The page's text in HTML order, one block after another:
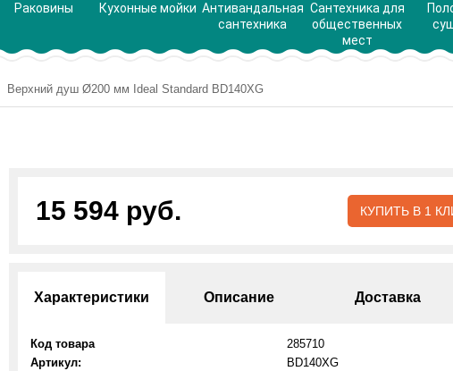
Раковины Кухонные мойки Антивандальная
сантехника
Сантехника для
общественных
мест
Верхний душ Ø200 мм Ideal Standard BD140XG
15 594 руб. КУПИТЬ В 1
Характеристики Описание Доставка
Код товара
285710
Артикул:
BD140XG